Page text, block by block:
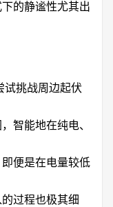
的静谧性尤其出
挑战周边起伏
智能地在纯电、
便是在电量较低
过程也极其细